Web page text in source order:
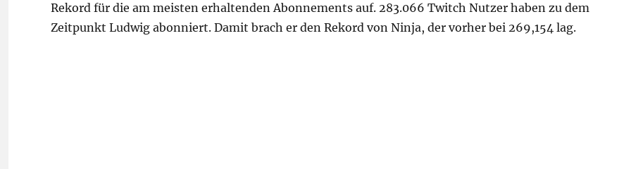
Rekord für die am meisten erhaltenden Abonnements auf. 283.066 Twitch Nutzer haben zu dem
Zeitpunkt Ludwig abonniert. Damit brach er den Rekord von Ninja, der vorher bei 269,154 lag.